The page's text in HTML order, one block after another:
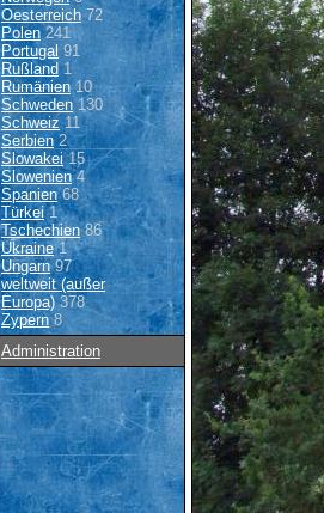
Oesterreich 72
Polen241
Portugal 91
Rußland1
Rumänien10
Schweden 130
Schweiz 11
Serbien 2
Slowakei 15
Slowenien4
Spanien68
Türkei 1
Tschechien86
Ukraine1
Ungarn97
weltweit (außer
Europa)378
Zypern8
Administration